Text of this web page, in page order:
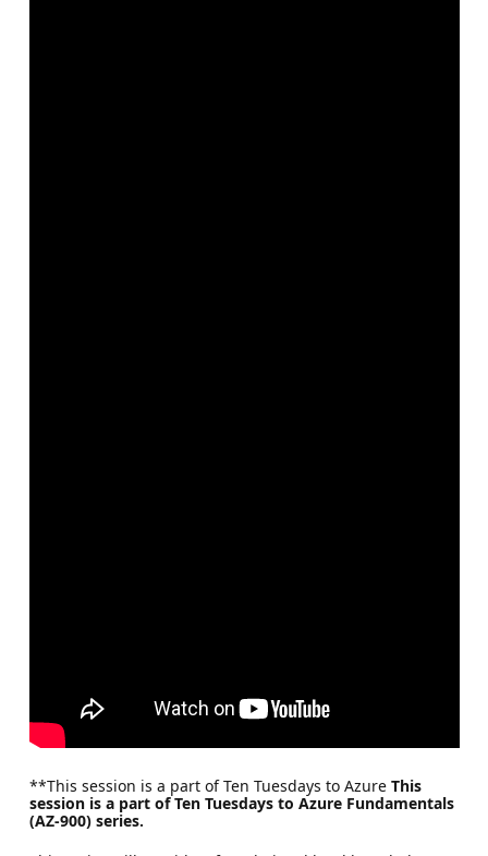
**This session is a part of Ten Tuesdays to Azure This
session is a part of Ten Tuesdays to Azure Fundamentals
(AZ-900) series.